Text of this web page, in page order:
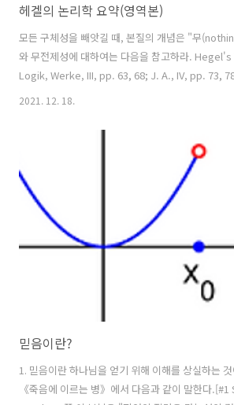
헤겔의 논리학 요약(영역본)
모든 구체성을 빼앗길 때, 본질의 개념은 "무
와 무전제성에 대하여는 다음을 참고하라.
Logik, Werke, III, pp. 63, 68; J. A., IV, pp. 73,
다면, 즉각적으로 시작 자체가 이루어져야 한다면,
든 것은 단순히 보유(resolve)다. 이것은 임의적인
우리가 그 자체로 사유로 고려하기 위헤 제안된 것
대적인 것이 되어야 한다. 혹은 동일한 말로, 추상적
다. 그때 이것은 어떤 것도 전제하지 않는다. 어떤
2021. 12. 18.
믿음이란?
1. 믿음이란 하나님을 얻기 위해 이해를 상실하는
《죽음에 이르는 병》에서 다음과 같이 말한다